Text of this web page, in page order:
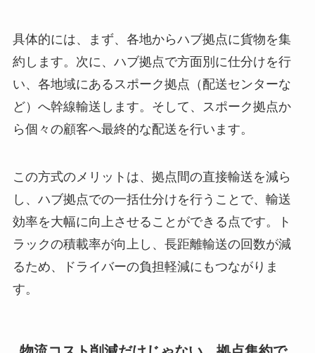
具体的には、まず、各地からハブ拠点に貨物を集
約します。次に、ハブ拠点で方面別に仕分けを行
い、各地域にあるスポーク拠点（配送センターな
ど）へ幹線輸送します。そして、スポーク拠点か
ら個々の顧客へ最終的な配送を行います。
この方式のメリットは、拠点間の直接輸送を減ら
し、ハブ拠点での一括仕分けを行うことで、輸送
効率を大幅に向上させることができる点です。ト
ラックの積載率が向上し、長距離輸送の回数が減
るため、ドライバーの負担軽減にもつながりま
す。